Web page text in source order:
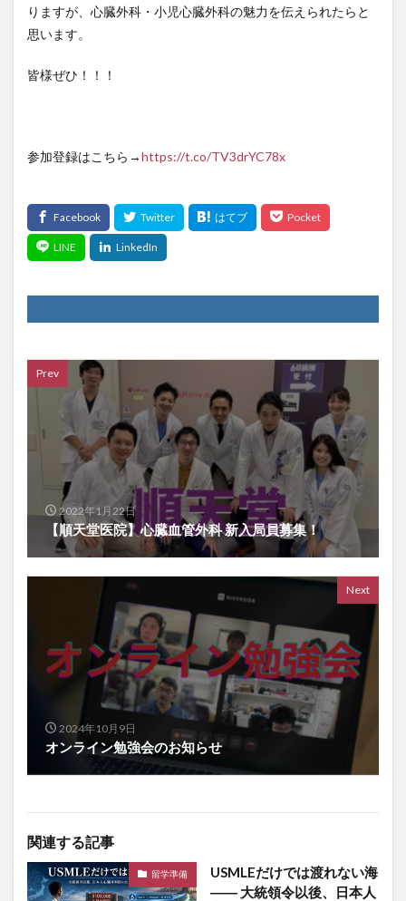
りますが、心臓外科・小児心臓外科の魅力を伝えられたらと
思います。
皆様ぜひ！！！
参加登録はこちら→https://t.co/TV3drYC78x
Prev
2022年1月22日
【順天堂医院】心臓血管外科 新入局員募集！
Next
2024年10月9日
オンライン勉強会のお知らせ
関連する記事
留学準備
USMLEだけでは渡れない海
―― 大統領令以後、日本人